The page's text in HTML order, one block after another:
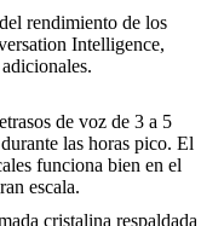
rendimiento de los
Intelligence,
de voz de 3 a 5
las horas pico. El
funciona bien en el
escala.
cristalina respaldada